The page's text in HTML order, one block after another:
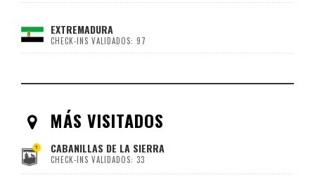
EXTREMADURA
CHECK-INS VALIDADOS: 97
MÁS VISITADOS
CABANILLAS DE LA SIERRA
CHECK-INS VALIDADOS: 33